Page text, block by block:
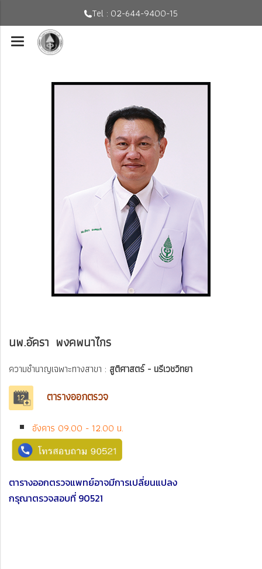
Tel : 02-644-9400-15
นพ.อัครา พงคพนาไกร
ความชำนาญเฉพาะทางสาขา : สูติศาสตร์ - นรีเวชวิทยา
ตารางออกตรวจ
อังคาร 09.00 - 12.00 น.
ตารางออกตรวจแพทย์อาจมีการเปลี่ยนแปลง
กรุณาตรวจสอบที่ 90521